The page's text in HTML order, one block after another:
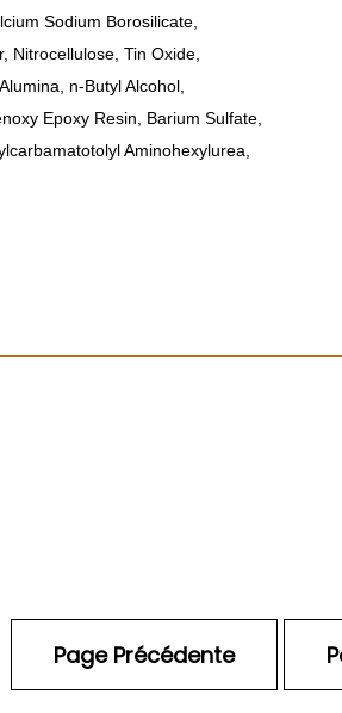
Sodium Borosilicate,
Nitrocellulose, Tin Oxide,
n-Butyl Alcohol,
Epoxy Resin, Barium Sulfate,
Aminohexylurea,